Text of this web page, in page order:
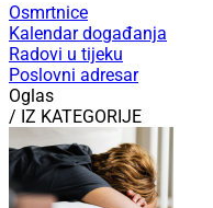
Osmrtnice
Kalendar događanja
Radovi u tijeku
Poslovni adresar
Oglas
/ IZ KATEGORIJE